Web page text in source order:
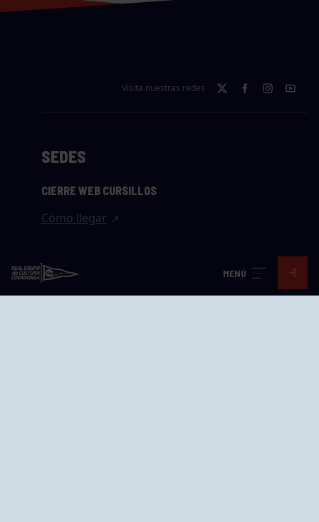
MENÚ
Visita nuestras redes
SEDES
CIERRE WEB CURSILLOS
Cómo llegar
Avd. Jesús Revuelta, 2 33204
Gijón - Asturias